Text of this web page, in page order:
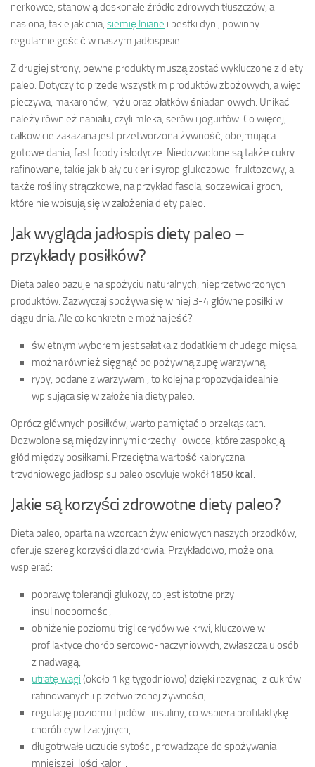
nerkowce, stanowią doskonałe źródło zdrowych tłuszczów, a
nasiona, takie jak chia, siemię lniane i pestki dyni, powinny
regularnie gościć w naszym jadłospisie.
Z drugiej strony, pewne produkty muszą zostać wykluczone z diety
paleo. Dotyczy to przede wszystkim produktów zbożowych, a więc
pieczywa, makaronów, ryżu oraz płatków śniadaniowych. Unikać
należy również nabiału, czyli mleka, serów i jogurtów. Co więcej,
całkowicie zakazana jest przetworzona żywność, obejmująca
gotowe dania, fast foody i słodycze. Niedozwolone są także cukry
rafinowane, takie jak biały cukier i syrop glukozowo-fruktozowy, a
także rośliny strączkowe, na przykład fasola, soczewica i groch,
które nie wpisują się w założenia diety paleo.
Jak wygląda jadłospis diety paleo –
przykłady posiłków?
Dieta paleo bazuje na spożyciu naturalnych, nieprzetworzonych
produktów. Zazwyczaj spożywa się w niej 3-4 główne posiłki w
ciągu dnia. Ale co konkretnie można jeść?
świetnym wyborem jest sałatka z dodatkiem chudego mięsa,
można również sięgnąć po pożywną zupę warzywną,
ryby, podane z warzywami, to kolejna propozycja idealnie
wpisująca się w założenia diety paleo.
Oprócz głównych posiłków, warto pamiętać o przekąskach.
Dozwolone są między innymi orzechy i owoce, które zaspokoją
głód między posiłkami. Przeciętna wartość kaloryczna
trzydniowego jadłospisu paleo oscyluje wokół1850 kcal.
Jakie są korzyści zdrowotne diety paleo?
Dieta paleo, oparta na wzorcach żywieniowych naszych przodków,
oferuje szereg korzyści dla zdrowia. Przykładowo, może ona
wspierać:
poprawę tolerancji glukozy, co jest istotne przy
insulinooporności,
obniżenie poziomu triglicerydów we krwi, kluczowe w
profilaktyce chorób sercowo-naczyniowych, zwłaszcza u osób
z nadwagą,
utratę wagi (około 1 kg tygodniowo) dzięki rezygnacji z cukrów
rafinowanych i przetworzonej żywności,
regulację poziomu lipidów i insuliny, co wspiera profilaktykę
chorób cywilizacyjnych,
długotrwałe uczucie sytości, prowadzące do spożywania
mniejszej ilości kalorii.